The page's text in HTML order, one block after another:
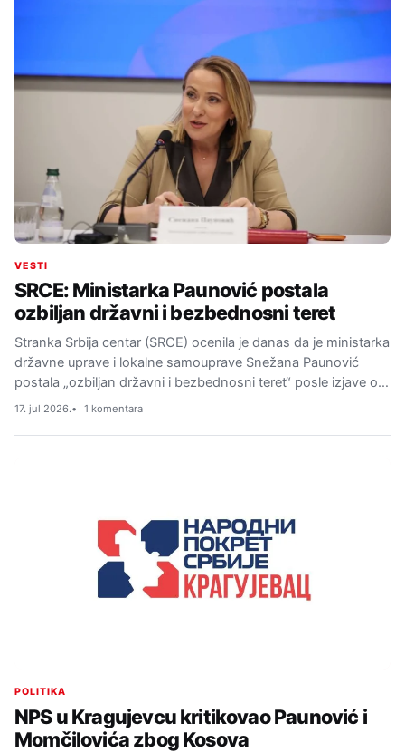
VESTI
SRCE: Ministarka Paunović postala
ozbiljan državni i bezbednosni teret
Stranka Srbija centar (SRCE) ocenila je danas da je ministarka
državne uprave i lokalne samouprave Snežana Paunović
postala „ozbiljan državni i bezbednosni teret“ posle izjave o…
17. jul 2026. 1 komentara
POLITIKA
NPS u Kragujevcu kritikovao Paunović i
Momčilovića zbog Kosova